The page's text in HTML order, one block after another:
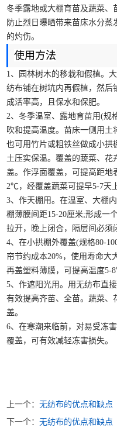
冬季露地或大棚育苗及蔬菜、
防止烈日曝晒带来苗床水分
的灼伤。
使用方法
1、园林树木的移栽和假植。
纺布铺在树坑内再假植，然后
成活率高，且保水和保肥。
2、冬季温室、露地育苗用(规
吹和提高温度。苗床一侧用土
也可用竹片或粗铁丝做成小拱
土压实保温。覆盖的蔬菜、
盖。作浮面覆盖，可提高距
2℃，经覆盖蔬菜可提早5-7天
3、作天棚用。在温室、大棚
棚薄膜间距15-20厘米;形成一
拉开，晚上闭合，隔层间必须
4、在小拱棚外覆盖(规格80-
帘节约成本20%，使用寿命大
再盖塑料薄膜，可提高温度5-
5、作遮阳光用。用无纺布直
有效提高齐苗、全苗。蔬菜、
盖。
6、在寒潮来临前，对易受冻
覆盖，可有效减轻冻害损失。
上一个：无纺布的优点和缺点「
下一个：无纺布的优点和缺点